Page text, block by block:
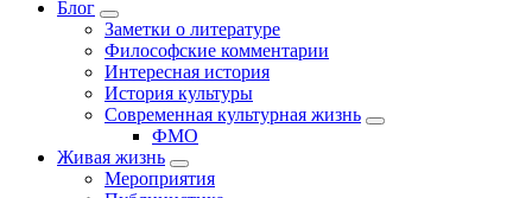
Блог
Заметки о литературе
Философские комментарии
Интересная история
История культуры
Современная культурная жизнь
ФМО
Живая жизнь
Мероприятия